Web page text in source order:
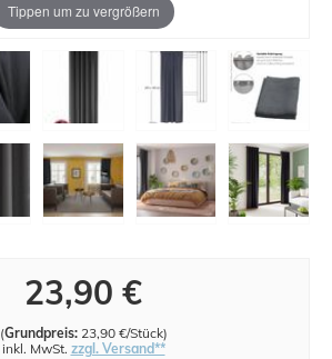
Tippen um zu vergrößern
23,90 €
(Grundpreis: 23,90 €/Stück)
inkl. MwSt. zzgl. Versand**